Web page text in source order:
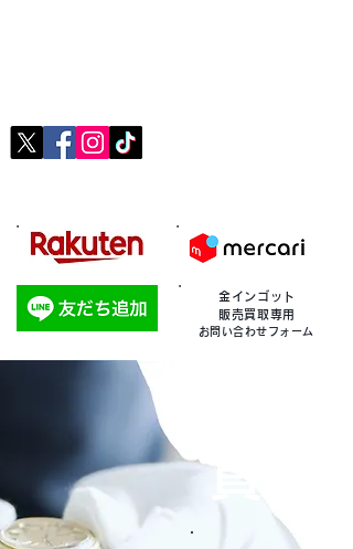
金インゴット
販売買取専用
お問い合わせフォーム